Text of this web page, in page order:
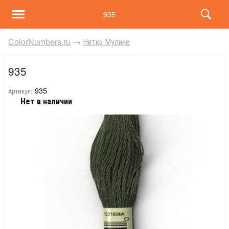
935
ColorNumbers.ru → Нитки Мулине
935
Артикул: 935
Нет в наличии